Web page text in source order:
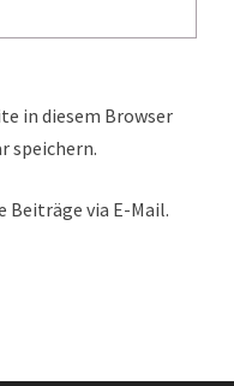
in diesem Browser
speichern.
Beiträge via E-Mail.